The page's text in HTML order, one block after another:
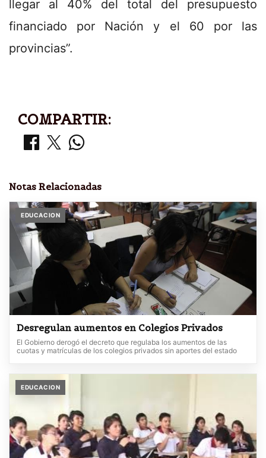
llegar al 40% del total del presupuesto
financiado por Nación y el 60 por las
provincias”.
COMPARTIR:
Notas Relacionadas
EDUCACION
Desregulan aumentos en Colegios Privados
El Gobierno derogó el decreto que regulaba los aumentos de las
cuotas y matrículas de los colegios privados sin aportes del estado
EDUCACION